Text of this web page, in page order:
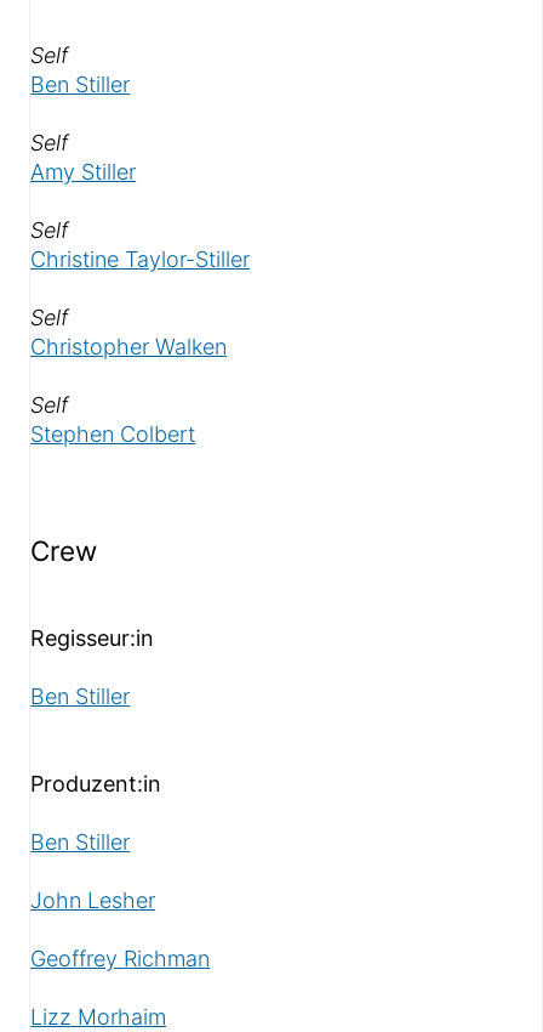
Als «
Self»
Ben Stiller
Als «
Self»
Amy Stiller
Als «
Self»
Christine Taylor-Stiller
Als «
Self»
Christopher Walken
Als «
Self»
Stephen Colbert
Crew
Regisseur:in
Ben Stiller
Produzent:in
Ben Stiller
John Lesher
Geoffrey Richman
Lizz Morhaim